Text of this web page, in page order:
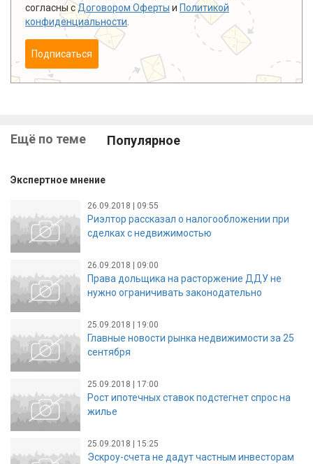
согласны сДоговором Оферты и Политикой
конфиденциальности
Подписаться
Ещё по теме Популярное
Экспертное мнение
26.09.2018 | 09:55
Риэлтор рассказал о налогообложении при
сделках с недвижимостью
26.09.2018 | 09:00
Права дольщика на расторжение ДДУ не
нужно ограничивать законодательно
25.09.2018 | 19:00
Главные новости рынка недвижимости за 25
сентября
25.09.2018 | 17:00
Рост ипотечных ставок подстегнет спрос на
жилье
25.09.2018 | 15:25
Эскроу-счета не дадут частным инвесторам